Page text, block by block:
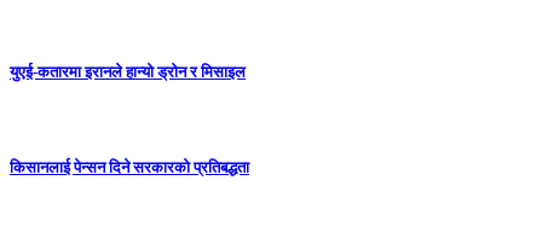
युएई-कतारमा इरानले हान्यो ड्रोन र मिसाइल
किसानलाई पेन्सन दिने सरकारको प्रतिबद्धता